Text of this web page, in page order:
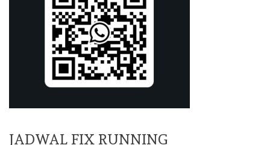
JADWAL FIX RUNNING